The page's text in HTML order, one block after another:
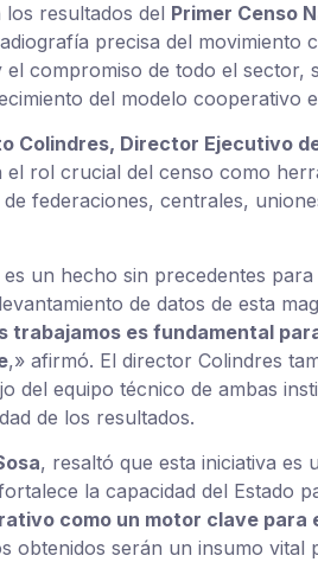
resultados del Primer Censo
precisa del movimiento
compromiso de todo el sector,
del modelo cooperativo
Colindres, Director Ejecutivo de
el rol crucial del censo como
federaciones, centrales,
un hecho sin precedentes
de datos de esta
trabajamos es fundamental
,» afirmó. El director Colindres
del equipo técnico de ambas
de los resultados.
, resaltó que esta iniciativa es
la capacidad del Estado
como un motor clave para
obtenidos serán un insumo vital